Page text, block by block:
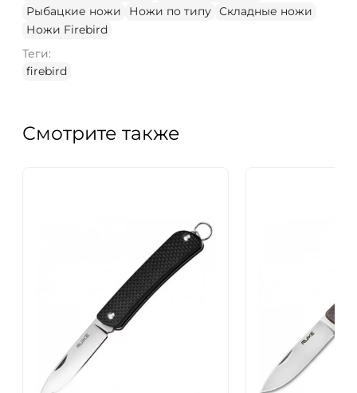
Рыбацкие ножи
Ножи по типу Складные ножи
Ножи Firebird
Теги:
firebird
Смотрите также